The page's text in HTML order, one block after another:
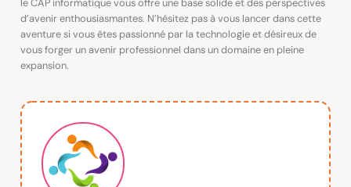
le CAP informatique vous offre une base solide et des perspectives
d’avenir enthousiasmantes. N’hésitez pas à vous lancer dans cette
aventure si vous êtes passionné par la technologie et désireux de
vous forger un avenir professionnel dans un domaine en pleine
expansion.